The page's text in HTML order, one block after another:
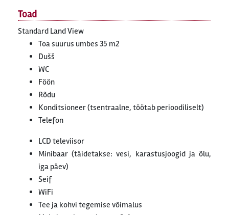
Toad
Standard Land View
Toa suurus umbes 35 m2
Dušš
WC
Föön
Rõdu
Konditsioneer (tsentraalne, töötab perioodiliselt)
Telefon
LCD televiisor
Minibaar (täidetakse: vesi, karastusjoogid ja õlu,
iga päev)
Seif
WiFi
Tee ja kohvi tegemise võimalus